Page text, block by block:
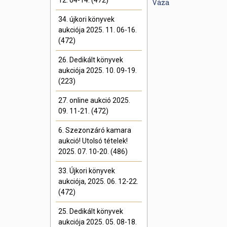
34. újkori könyvek
aukciója 2025. 11. 06-16.
(472)
26. Dedikált könyvek
aukciója 2025. 10. 09-19.
(223)
27. online aukció 2025.
09. 11-21. (472)
6. Szezonzáró kamara
aukció! Utolsó tételek!
2025. 07. 10-20. (486)
33. Újkori könyvek
aukciója, 2025. 06. 12-22.
(472)
25. Dedikált könyvek
aukciója 2025. 05. 08-18.
Váza